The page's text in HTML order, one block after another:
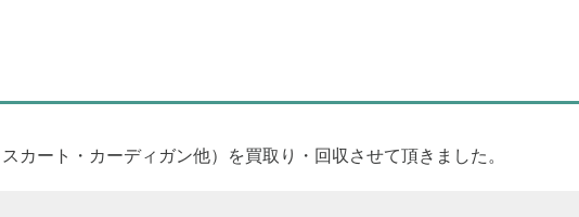
カート・カーディガン他）を買取り・回収させて頂きました。